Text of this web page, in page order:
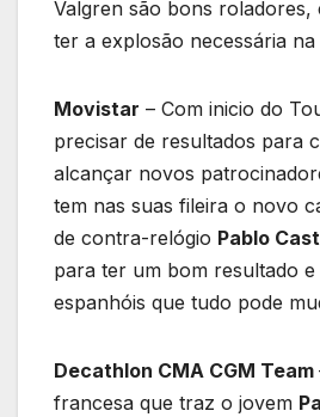
Valgren são bons roladores,
ter a explosão necessária
Movistar – Com inicio do
precisar de resultados para
alcançar novos
tem nas suas fileira o novo
de contra-relógio Pablo
para ter um bom resultado
espanhóis que tudo pode
Decathlon CMA CGM Team
francesa que traz o jovem